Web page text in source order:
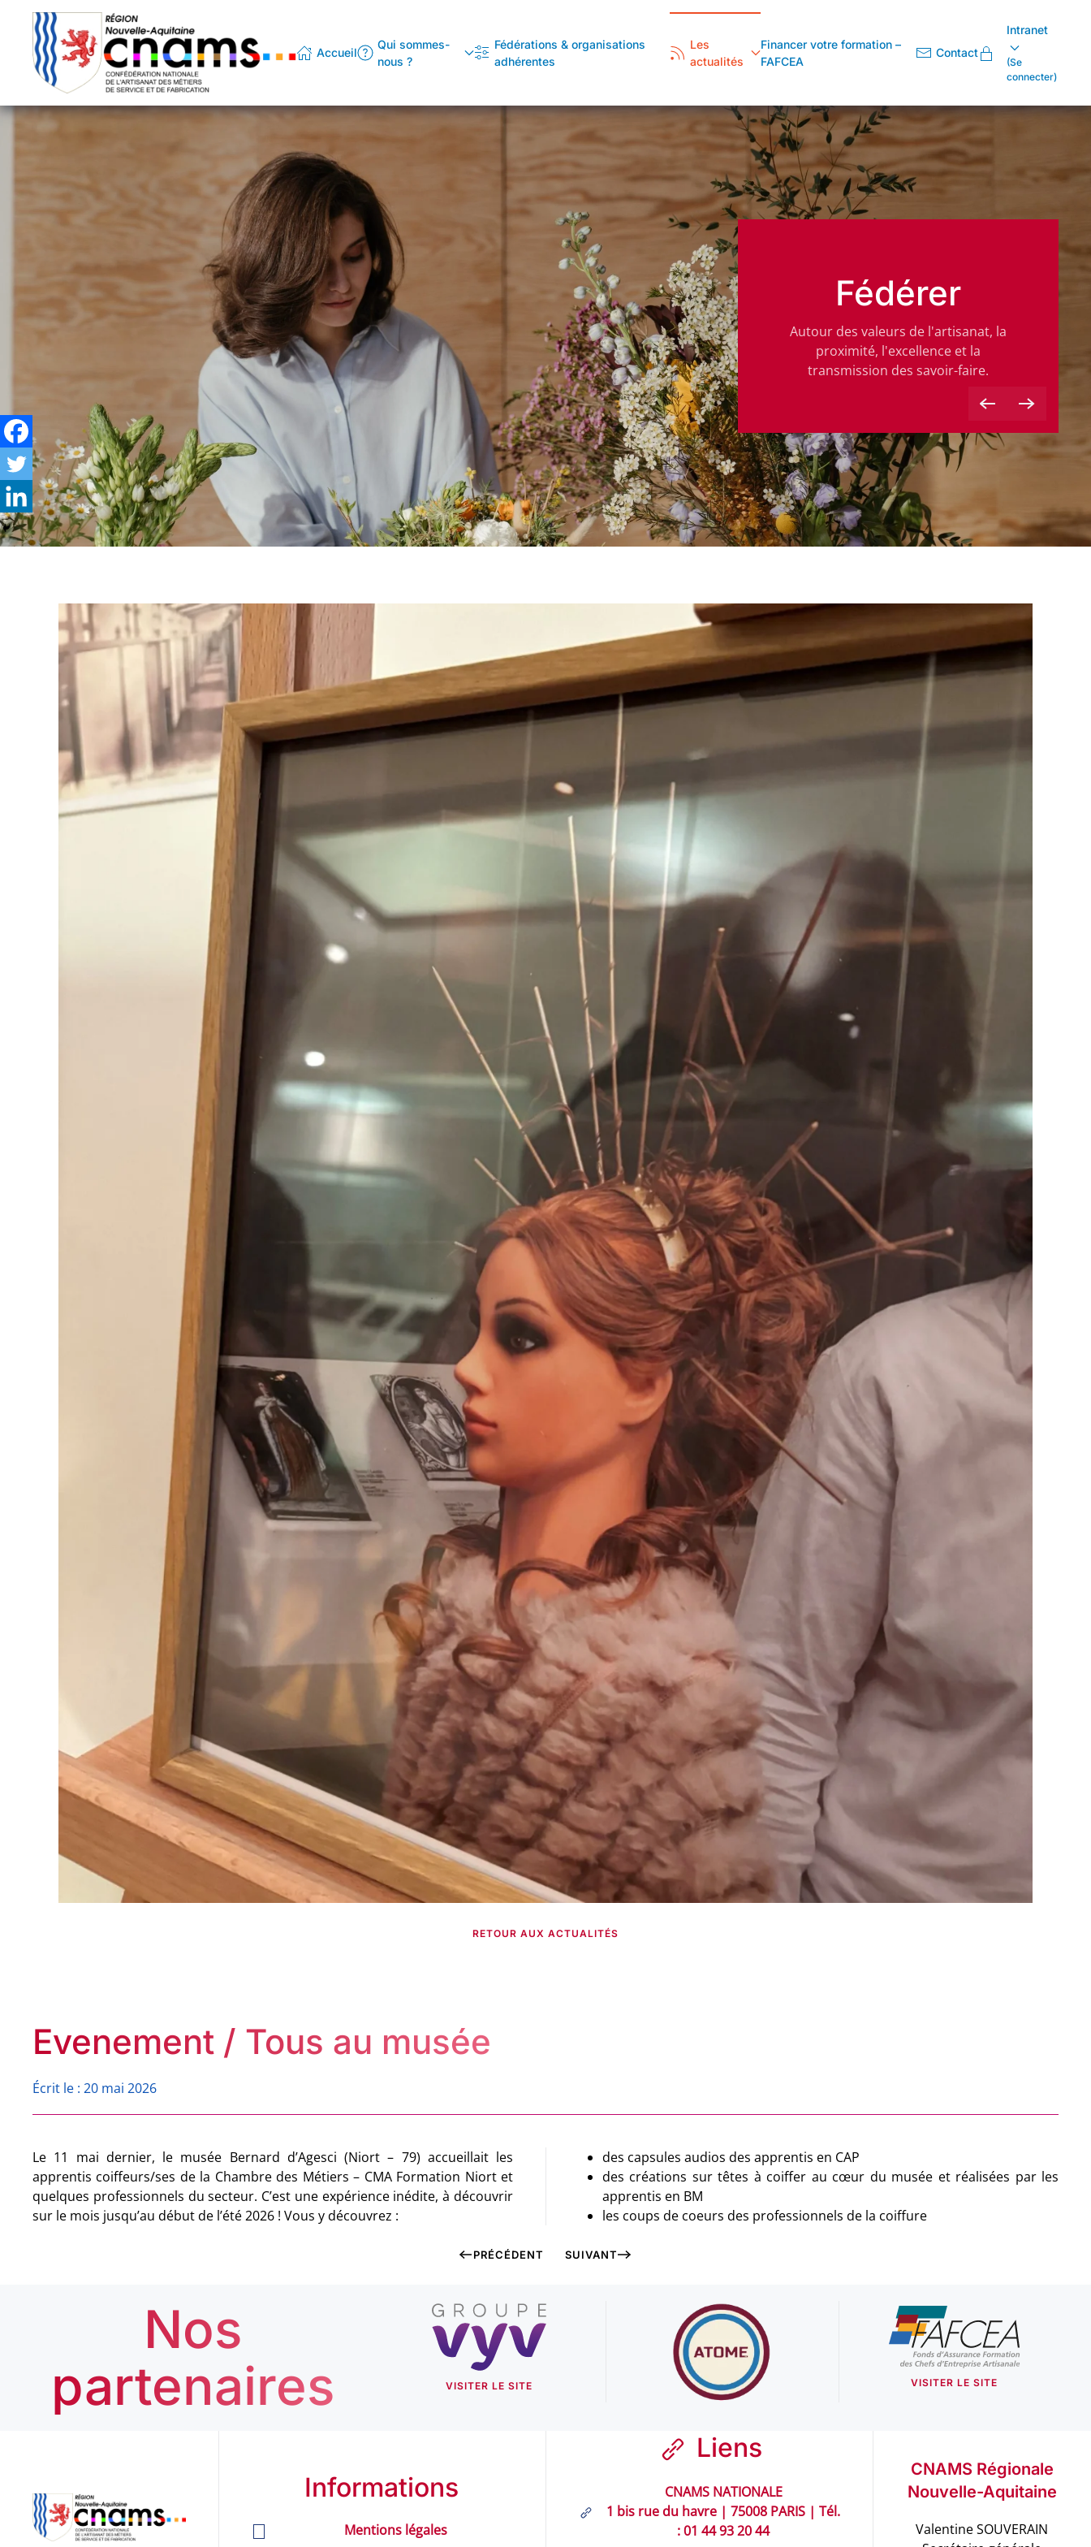
Passer au contenu principal Accueil
Qui sommes-
nous ?
Fédérations & organisations
adhérentes
Les
actualités
Financer votre formation –
FAFCEA
Contact
Intranet
(Se
connecter)
Fédérer
Autour des valeurs de l'artisanat, la
proximité, l'excellence et la
transmission des savoir-faire.
RETOUR AUX ACTUALITÉS
Evenement / Tous au musée
Écrit le : 20 mai 2026
Le 11 mai dernier, le musée Bernard d’Agesci (Niort – 79) accueillait les
apprentis coiffeurs/ses de la Chambre des Métiers – CMA Formation Niort et
quelques professionnels du secteur. C’est une expérience inédite, à découvrir
sur le mois jusqu’au début de l’été 2026 ! Vous y découvrez :
des capsules audios des apprentis en CAP
des créations sur têtes à coiffer au cœur du musée et réalisées par les
apprentis en BM
les coups de coeurs des professionnels de la coiffure
PRÉCÉDENT SUIVANT
Nos
partenaires
VISITER LE SITE VISITER LE SITE
Informations
Mentions légales
Liens
CNAMS NATIONALE
1 bis rue du havre | 75008 PARIS | Tél.
: 01 44 93 20 44
CNAMS Régionale
Nouvelle-Aquitaine
Valentine SOUVERAIN